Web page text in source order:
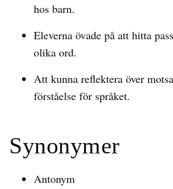
hos barn.
Eleverna övade på att hitta
olika ord.
Att kunna reflektera över
förståelse för språket.
Synonymer
Antonym